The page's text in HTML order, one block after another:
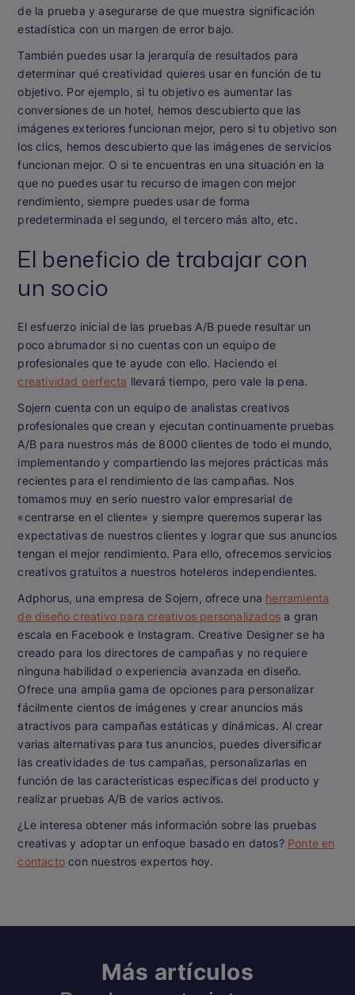
de la prueba y asegurarse de que muestra significación
estadística con un margen de error bajo.
También puedes usar la jerarquía de resultados para
determinar qué creatividad quieres usar en función de tu
objetivo. Por ejemplo, si tu objetivo es aumentar las
conversiones de un hotel, hemos descubierto que las
imágenes exteriores funcionan mejor, pero si tu objetivo son
los clics, hemos descubierto que las imágenes de servicios
funcionan mejor. O si te encuentras en una situación en la
que no puedes usar tu recurso de imagen con mejor
rendimiento, siempre puedes usar de forma
predeterminada el segundo, el tercero más alto, etc.
El beneficio de trabajar con
un socio
El esfuerzo inicial de las pruebas A/B puede resultar un
poco abrumador si no cuentas con un equipo de
profesionales que te ayude con ello. Haciendo el
creatividad perfecta llevará tiempo, pero vale la pena.
Sojern cuenta con un equipo de analistas creativos
profesionales que crean y ejecutan continuamente pruebas
A/B para nuestros más de 8000 clientes de todo el mundo,
implementando y compartiendo las mejores prácticas más
recientes para el rendimiento de las campañas. Nos
tomamos muy en serio nuestro valor empresarial de
«centrarse en el cliente» y siempre queremos superar las
expectativas de nuestros clientes y lograr que sus anuncios
tengan el mejor rendimiento. Para ello, ofrecemos servicios
creativos gratuitos a nuestros hoteleros independientes.
Adphorus, una empresa de Sojern, ofrece una herramienta
de diseño creativo para creativos personalizados a gran
escala en Facebook e Instagram. Creative Designer se ha
creado para los directores de campañas y no requiere
ninguna habilidad o experiencia avanzada en diseño.
Ofrece una amplia gama de opciones para personalizar
fácilmente cientos de imágenes y crear anuncios más
atractivos para campañas estáticas y dinámicas. Al crear
varias alternativas para tus anuncios, puedes diversificar
las creatividades de tus campañas, personalizarlas en
función de las características específicas del producto y
realizar pruebas A/B de varios activos.
¿Le interesa obtener más información sobre las pruebas
creativas y adoptar un enfoque basado en datos? Ponte en
contacto con nuestros expertos hoy.
Más artículos